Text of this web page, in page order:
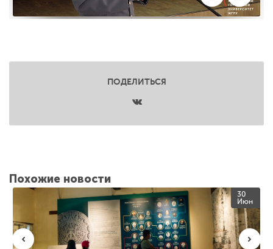
ПОДЕЛИТЬСЯ
Похожие новости
30
Июн